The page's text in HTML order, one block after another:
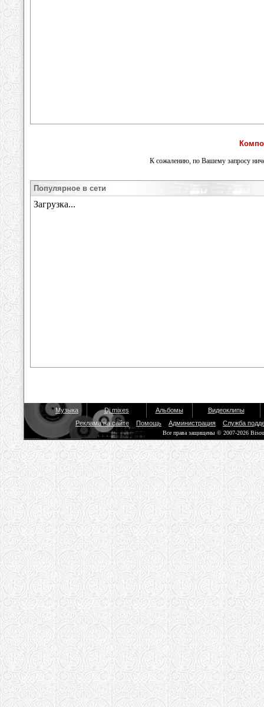
К сожалению, по Вашему запросу
Популярное в сети
Музыка Dj mixes Альбомы
Видеоклипы
Реклама на сайте
Помощь Администрация Служба
Все права защищены © 2007-2026